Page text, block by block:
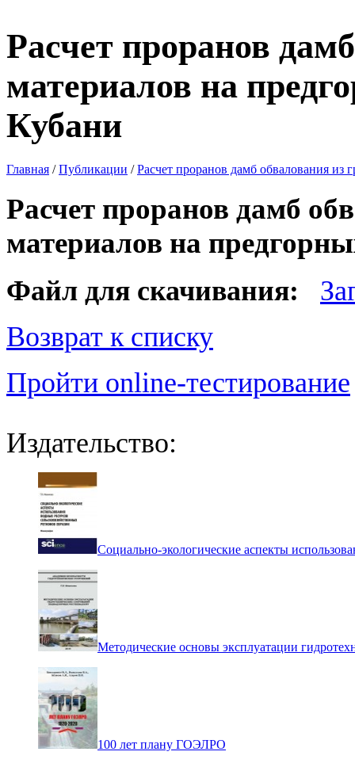
Расчет проранов
материалов на
Кубани
Главная / Публикации / Расчет проранов дамб обвалования из
Расчет проранов дамб
материалов на
Файл для скачивания:
Возврат к списку
Пройти online-тестирование
Издательство:
Социально-экологические аспекты
Методические основы эксплуатации
100 лет плану ГОЭЛРО